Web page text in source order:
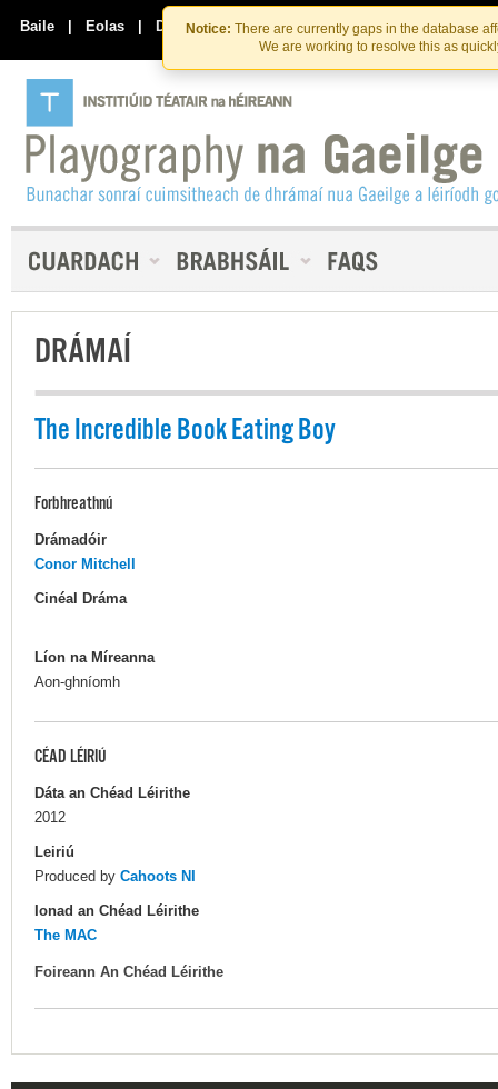
Skip
to
the
content
Skip
to
content
Notice: There are currently gaps in the database
We are working to resolve this as
Baile | Eolas | Déan Teagmháil Linn
DRÁMAÍ
The Incredible Book Eating Boy
Forbhreathnú
Drámadóir
Conor Mitchell
Cinéal Dráma
Líon na Míreanna
Aon-ghníomh
CÉAD LÉIRIÚ
Dáta an Chéad Léirithe
2012
Leiriú
Produced by Cahoots NI
Ionad an Chéad Léirithe
The MAC
Foireann An Chéad Léirithe